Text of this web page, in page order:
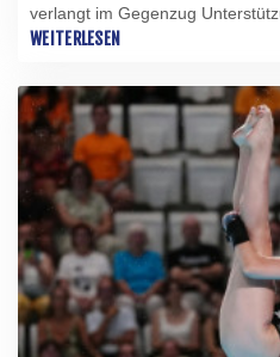
verlangt im Gegenzug
Blatt im Machtkampf an der
gewinnen. Dies berichtete die
anonyme Quelle.
WEITERLESEN